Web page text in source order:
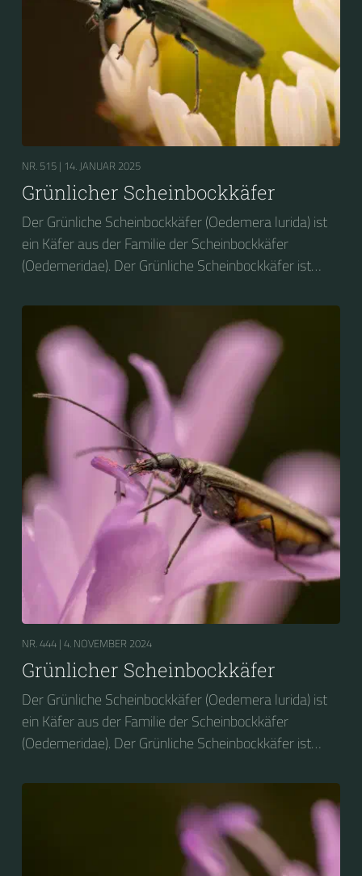
NR. 515 | 14. JANUAR 2025
Grünlicher Scheinbockkäfer
Der Grünliche Scheinbockkäfer (Oedemera lurida) ist
ein Käfer aus der Familie der Scheinbockkäfer
(Oedemeridae). Der Grünliche Scheinbockkäfer ist
Scheinbockkäfer (Oedemera nobilis).
NR. 444 | 4. NOVEMBER 2024
Grünlicher Scheinbockkäfer
Der Grünliche Scheinbockkäfer (Oedemera lurida) ist
ein Käfer aus der Familie der Scheinbockkäfer
(Oedemeridae). Der Grünliche Scheinbockkäfer ist
Scheinbockkäfer (Oedemera nobilis).